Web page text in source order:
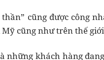
cũng được công
cũng như trên thế
những khách hàng